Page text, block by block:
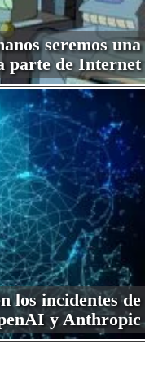
seremos una
parte de Internet
los incidentes de
y Anthropic